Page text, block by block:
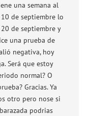
una semana al
de septiembre lo
de septiembre y
una prueba de
negativa, hoy
Será que estoy
normal? O
Gracias. Ya
otro pero nose si
podrias